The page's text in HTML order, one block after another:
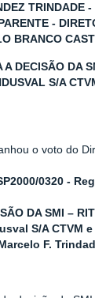
TRINDADE -
-
BRANCO
A DECISÃO DA
S/A
o voto do
0320 -
DA SMI –
S/A CTVM
F.